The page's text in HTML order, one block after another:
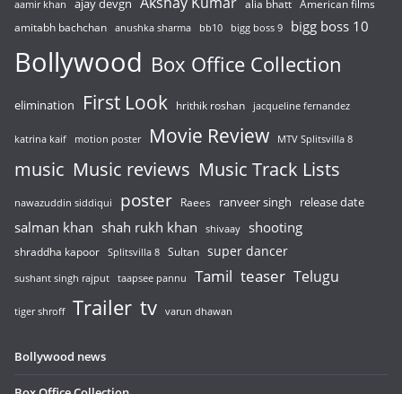
aamir khan ajay devgn alia bhatt American films
amitabh bachchan anushka sharma bb10 bigg boss 9 bigg boss 10
Bollywood Box Office Collection
elimination First Look hrithik roshan jacqueline fernandez
katrina kaif motion poster Movie Review MTV Splitsvilla 8
music Music reviews Music Track Lists
nawazuddin siddiqui poster Raees ranveer singh release date
salman khan shah rukh khan shivaay shooting
shraddha kapoor Splitsvilla 8 Sultan super dancer
sushant singh rajput taapsee pannu Tamil teaser Telugu
tiger shroff Trailer tv varun dhawan
Bollywood news